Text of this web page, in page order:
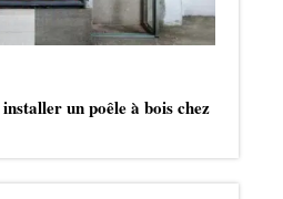
un poêle à bois chez